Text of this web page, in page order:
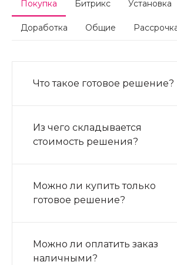
Расширенная карточка товара
информации о продукте: подробное
Закрепляйте на товарах метки,
акционными предложениями и
Покупка Битрикс Установка
Доработка Общие
Что такое готовое решение?
Из чего складывается
стоимость решения?
Можно ли купить только
готовое решение?
Можно ли оплатить заказ
наличными?